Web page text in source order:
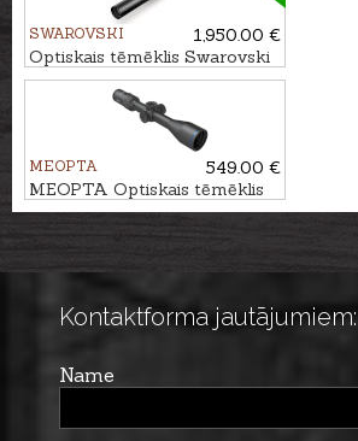
SWAROVSKI
1,950.00 €
Optiskais tēmēklis Swarovski
Z6i 1-6x24 L 4A-I
MEOPTA
549.00 €
MEOPTA Optiskais tēmēklis
MeoHunter R5 3-15x50 SFP
Kontaktforma jautājumiem:
Name